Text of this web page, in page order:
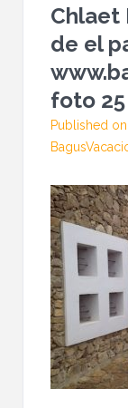
Chlaet
de el
foto 25
Published